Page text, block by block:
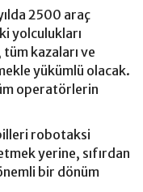
2500 araç
yolculukları
kazaları ve
yükümlü olacak.
operatörlerin
robotaksi
yerine, sıfırdan
bir dönüm